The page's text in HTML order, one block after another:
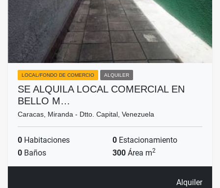
LOCAL/FONDO DE COMERCIO ALQUILER
SE ALQUILA LOCAL COMERCIAL EN
BELLO M…
Caracas, Miranda - Dtto. Capital, Venezuela
0 Habitaciones 0 Estacionamiento
0 Baños 300 Área m2
Alquiler